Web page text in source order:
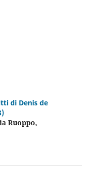
di Denis de
Ruoppo,